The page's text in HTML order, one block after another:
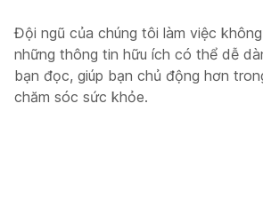
Đội ngũ của chúng tôi làm việc
những thông tin hữu ích có thể dễ
bạn đọc, giúp bạn chủ động hơn
chăm sóc sức khỏe.